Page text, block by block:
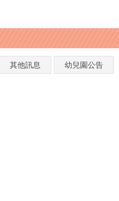
其他訊息 幼兒園公告